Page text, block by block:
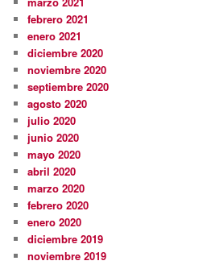
febrero 2021
enero 2021
diciembre 2020
noviembre 2020
septiembre 2020
agosto 2020
julio 2020
junio 2020
mayo 2020
abril 2020
marzo 2020
febrero 2020
enero 2020
diciembre 2019
noviembre 2019